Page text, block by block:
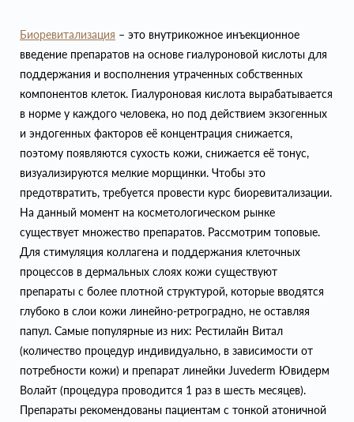
Биоревитализация – это внутрикожное инъекционное
введение препаратов на основе гиалуроновой кислоты для
поддержания и восполнения утраченных собственных
компонентов клеток. Гиалуроновая кислота вырабатывается
в норме у каждого человека, но под действием экзогенных
и эндогенных факторов её концентрация снижается,
поэтому появляются сухость кожи, снижается её тонус,
визуализируются мелкие морщинки. Чтобы это
предотвратить, требуется провести курс биоревитализации.
На данный момент на косметологическом рынке
существует множество препаратов. Рассмотрим топовые.
Для стимуляция коллагена и поддержания клеточных
процессов в дермальных слоях кожи существуют
препараты с более плотной структурой, которые вводятся
глубоко в слои кожи линейно-ретроградно, не оставляя
папул. Самые популярные из них: Рестилайн Витал
(количество процедур индивидуально, в зависимости от
потребности кожи) и препарат линейки Juvederm Ювидерм
Волайт (процедура проводится 1 раз в шесть месяцев).
Препараты рекомендованы пациентам с тонкой атоничной